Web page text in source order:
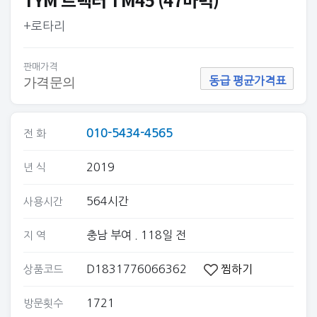
+로타리
판매가격
가격문의 동급 평균가격표
전 화 010-5434-4565
년 식 2019
사용시간 564시간
지 역 충남 부여 . 118일 전
상품코드 D1831776066362 찜하기
방문횟수 1721